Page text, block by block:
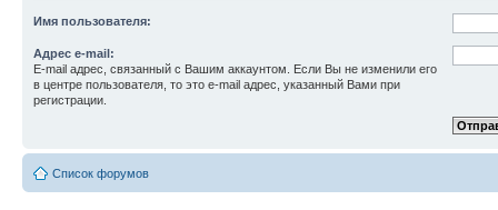
Имя пользователя:
Адрес e-mail:
E-mail адрес, связанный с Вашим аккаунтом. Если Вы не изменили его
в центре пользователя, то это e-mail адрес, указанный Вами при
регистрации.
Список форумов